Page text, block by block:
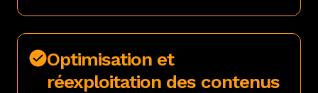
Optimisation et
réexploitation des contenus